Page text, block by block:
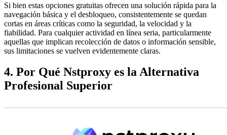
Si bien estas opciones gratuitas ofrecen una solución rápida para la
navegación básica y el desbloqueo, consistentemente se quedan
cortas en áreas críticas como la seguridad, la velocidad y la
fiabilidad. Para cualquier actividad en línea seria, particularmente
aquellas que implican recolección de datos o información sensible,
sus limitaciones se vuelven evidentemente claras.
4. Por Qué Nstproxy es la Alternativa
Profesional Superior